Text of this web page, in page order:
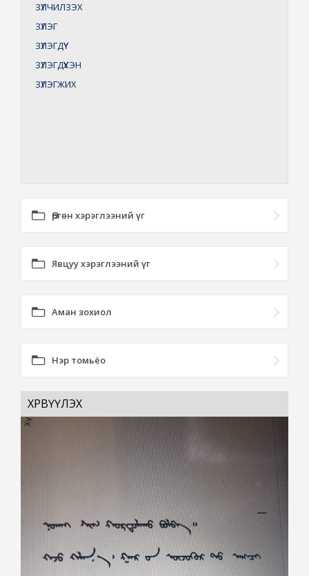
ЗҮЛЧИЛЗЭХ
ЗҮЛЭГ
ЗҮЛЭГДҮҮ
ЗҮЛЭГДҮҮХЭН
ЗҮЛЭГЖИХ
Өргөн хэрэглээний үг
Явцуу хэрэглээний үг
Аман зохиол
Нэр томьёо
ХӨРВҮҮЛЭХ